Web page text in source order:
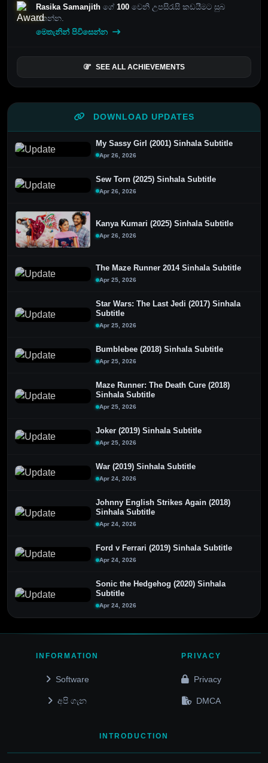
Rasika Samanjith ගේ 100 වෙනි උපසිරැසි කඩයීමට සුබ
පතන්න.
මෙතැනින් පිවිසෙන්න
SEE ALL ACHIEVEMENTS
DOWNLOAD UPDATES
My Sassy Girl (2001) Sinhala Subtitle
Apr 26, 2026
Sew Torn (2025) Sinhala Subtitle
Apr 26, 2026
Kanya Kumari (2025) Sinhala Subtitle
Apr 26, 2026
The Maze Runner 2014 Sinhala Subtitle
Apr 25, 2026
Star Wars: The Last Jedi (2017) Sinhala
Subtitle
Apr 25, 2026
Bumblebee (2018) Sinhala Subtitle
Apr 25, 2026
Maze Runner: The Death Cure (2018)
Sinhala Subtitle
Apr 25, 2026
Joker (2019) Sinhala Subtitle
Apr 25, 2026
War (2019) Sinhala Subtitle
Apr 24, 2026
Johnny English Strikes Again (2018)
Sinhala Subtitle
Apr 24, 2026
Ford v Ferrari (2019) Sinhala Subtitle
Apr 24, 2026
Sonic the Hedgehog (2020) Sinhala
Subtitle
Apr 24, 2026
INFORMATION
Software
අපි ගැන
PRIVACY
Privacy
DMCA
INTRODUCTION